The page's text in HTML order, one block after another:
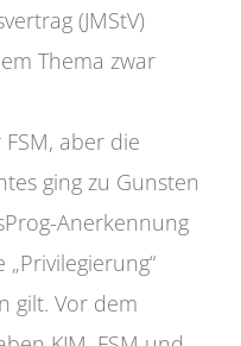
(JMStV)
Thema zwar
aber die
ging zu Gunsten
Anerkennung
gilt. Vor dem